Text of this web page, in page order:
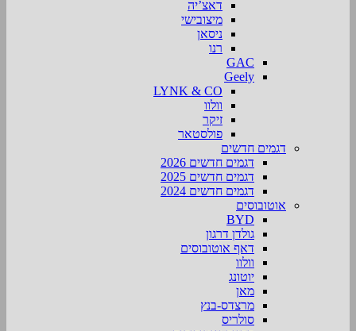
דאצ’יה
מיצובישי
ניסאן
רנו
GAC
Geely
LYNK & CO
וולוו
זיקר
פולסטאר
דגמים חדשים
דגמים חדשים 2026
דגמים חדשים 2025
דגמים חדשים 2024
אוטובוסים
BYD
גולדן דרגון
דאף אוטובוסים
וולוו
יוטונג
מאן
מרצדס-בנץ
סולריס